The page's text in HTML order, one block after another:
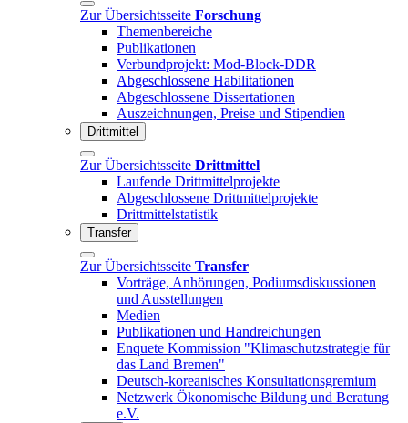
Zur Übersichtsseite Forschung
Themenbereiche
Publikationen
Verbundprojekt: Mod-Block-DDR
Abgeschlossene Habilitationen
Abgeschlossene Dissertationen
Auszeichnungen, Preise und Stipendien
Drittmittel
Zur Übersichtsseite Drittmittel
Laufende Drittmittelprojekte
Abgeschlossene Drittmittelprojekte
Drittmittelstatistik
Transfer
Zur Übersichtsseite Transfer
Vorträge, Anhörungen, Podiumsdiskussionen
und Ausstellungen
Medien
Publikationen und Handreichungen
Enquete Kommission "Klimaschutzstrategie für
das Land Bremen"
Deutsch-koreanisches Konsultationsgremium
Netzwerk Ökonomische Bildung und Beratung
e.V.